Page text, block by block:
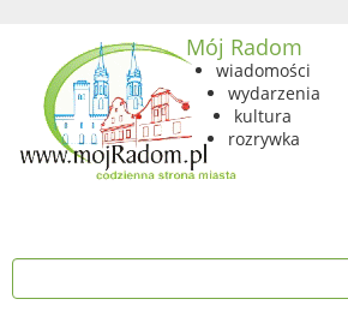
Mój Radom
wiadomości
wydarzenia
kultura
rozrywka